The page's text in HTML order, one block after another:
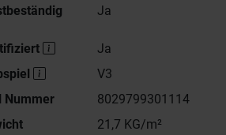
Ja
Ja
V3
Nummer
8029799301114
21,7 KG/m²